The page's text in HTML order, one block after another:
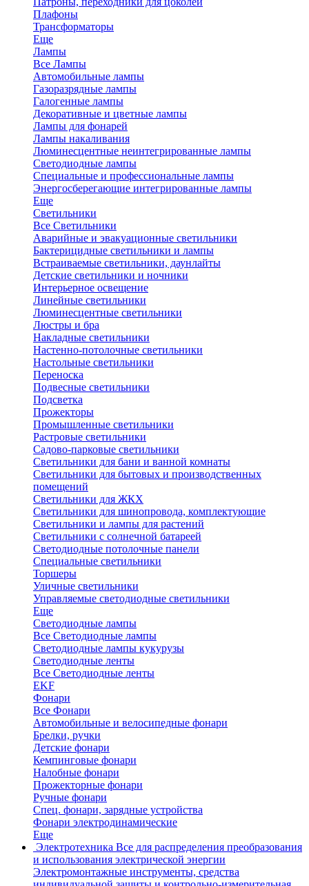
Плафоны
Трансформаторы
Еще
Лампы
Все Лампы
Автомобильные лампы
Газоразрядные лампы
Галогенные лампы
Декоративные и цветные лампы
Лампы для фонарей
Лампы накаливания
Люминесцентные неинтегрированные лампы
Светодиодные лампы
Специальные и профессиональные лампы
Энергосберегающие интегрированные лампы
Еще
Светильники
Все Светильники
Аварийные и эвакуационные светильники
Бактерицидные светильники и лампы
Встраиваемые светильники, даунлайты
Детские светильники и ночники
Интерьерное освещение
Линейные светильники
Люминесцентные светильники
Люстры и бра
Накладные светильники
Настенно-потолочные светильники
Настольные светильники
Переноска
Подвесные светильники
Подсветка
Прожекторы
Промышленные светильники
Растровые светильники
Садово-парковые светильники
Светильники для бани и ванной комнаты
Светильники для бытовых и производственных
помещений
Светильники для ЖКХ
Светильники для шинопровода, комплектующие
Светильники и лампы для растений
Светильники с солнечной батареей
Светодиодные потолочные панели
Специальные светильники
Торшеры
Уличные светильники
Управляемые светодиодные светильники
Еще
Светодиодные лампы
Все Светодиодные лампы
Светодиодные лампы кукурузы
Светодиодные ленты
Все Светодиодные ленты
EKF
Фонари
Все Фонари
Автомобильные и велосипедные фонари
Брелки, ручки
Детские фонари
Кемпинговые фонари
Налобные фонари
Прожекторные фонари
Ручные фонари
Спец. фонари, зарядные устройства
Фонари электродинамические
Еще
Электротехника Все для распределения преобразования
и использования электрической энергии
Электромонтажные инструменты, средства